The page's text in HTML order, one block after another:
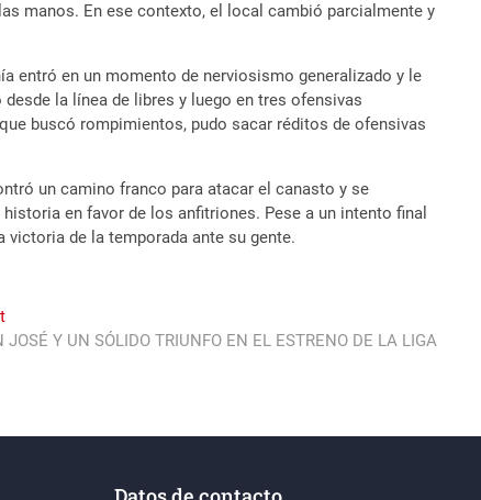
manos. En ese contexto, el local cambió parcialmente y
entró en un momento de nerviosismo generalizado y le
la línea de libres y luego en tres ofensivas
buscó rompimientos, pudo sacar réditos de ofensivas
un camino franco para atacar el canasto y se
en favor de los anfitriones. Pese a un intento final
victoria de la temporada ante su gente.
Next
post:
JOSÉ Y UN SÓLIDO TRIUNFO EN EL ESTRENO DE LA LIGA